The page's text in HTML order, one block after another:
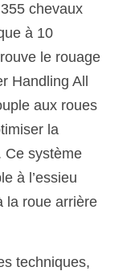
chevaux
à 10
le rouage
Handling All
aux roues
la
Ce système
à l’essieu
la roue arrière
techniques,